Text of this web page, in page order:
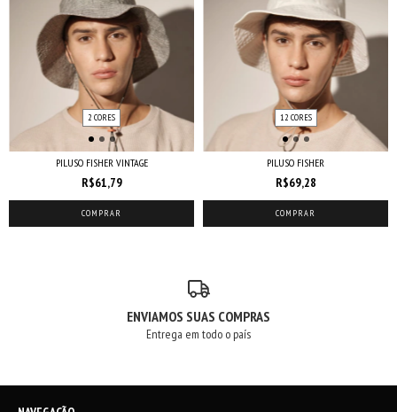
2 CORES
PILUSO FISHER VINTAGE
R$61,79
COMPRAR
12 CORES
PILUSO FISHER
R$69,28
COMPRAR
ENVIAMOS SUAS COMPRAS
Entrega em todo o país